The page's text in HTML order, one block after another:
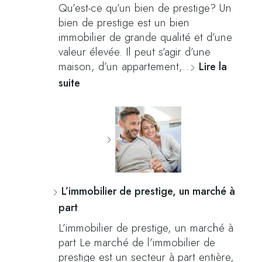
Qu’est-ce qu’un bien de prestige? Un
bien de prestige est un bien
immobilier de grande qualité et d’une
valeur élevée. Il peut s’agir d’une
maison, d’un appartement,… Lire la
suite
L’immobilier de prestige, un marché à
part
L’immobilier de prestige, un marché à
part Le marché de l’immobilier de
prestige est un secteur à part entière,